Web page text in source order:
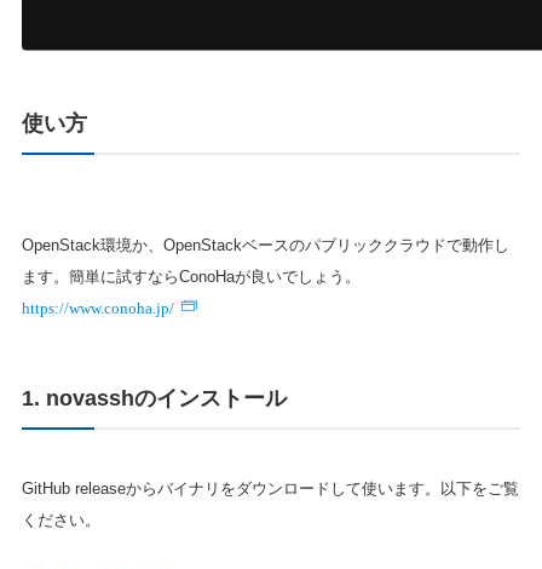
使い方
OpenStack環境か、OpenStackベースのパブリッククラウドで動作し
ます。簡単に試すならConoHaが良いでしょう。
https://www.conoha.jp/
1. novasshのインストール
GitHub releaseからバイナリをダウンロードして使います。以下をご覧
ください。